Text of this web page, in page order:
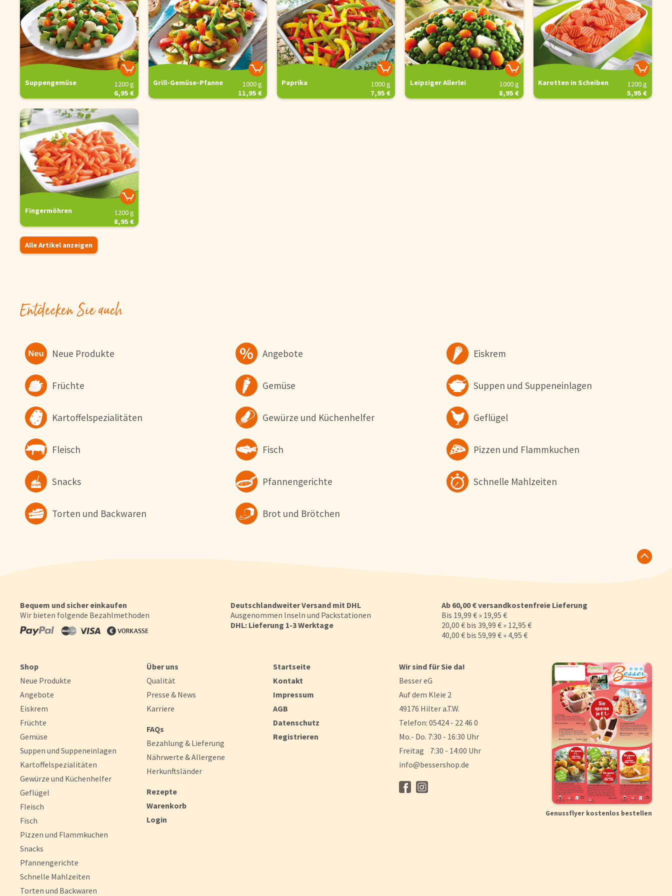
Suppengemüse
1200 g
6,95 €
Grill-Gemüse-Pfanne
1000 g
11,95 €
Paprika
1000 g
7,95 €
Leipziger Allerlei
1000 g
8,95 €
Karotten in Scheiben
1200 g
5,95 €
Fingermöhren
1200 g
8,95 €
Alle Artikel anzeigen
Entdecken Sie auch
Neue Produkte Angebote Eiskrem
Früchte Gemüse Suppen und Suppeneinlagen
Kartoffelspezialitäten Gewürze und Küchenhelfer Geflügel
Fleisch Fisch Pizzen und Flammkuchen
Snacks Pfannengerichte Schnelle Mahlzeiten
Torten und Backwaren Brot und Brötchen
Bequem und sicher einkaufen
Wir bieten folgende Bezahlmethoden
Deutschlandweiter Versand mit DHL
Ausgenommen Inseln und Packstationen
DHL: Lieferung 1-3 Werktage
Ab 60,00 € versandkostenfreie Lieferung
Bis 19,99 € » 19,95 €
20,00 € bis 39,99 € » 12,95 €
40,00 € bis 59,99 € » 4,95 €
Shop
Neue Produkte
Angebote
Eiskrem
Früchte
Gemüse
Suppen und Suppeneinlagen
Kartoffelspezialitäten
Gewürze und Küchenhelfer
Geflügel
Fleisch
Fisch
Pizzen und Flammkuchen
Snacks
Pfannengerichte
Schnelle Mahlzeiten
Torten und Backwaren
Über uns
Qualität
Presse & News
Karriere
FAQs
Bezahlung & Lieferung
Nährwerte & Allergene
Herkunftsländer
Rezepte
Warenkorb
Login
Startseite
Kontakt
Impressum
AGB
Datenschutz
Registrieren
Wir sind für Sie da!
Besser eG
Auf dem Kleie 2
49176 Hilter a.T.W.
Telefon: 05424 - 22 46 0
Mo.- Do. 7:30 - 16:30 Uhr
Freitag 7:30 - 14:00 Uhr
info@bessershop.de
Genussflyer kostenlos bestellen